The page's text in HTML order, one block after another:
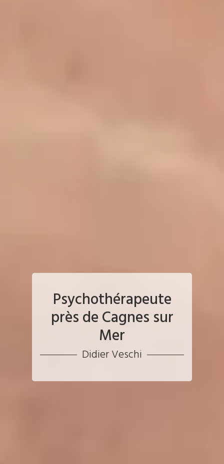
Psychothérapeute
près de Cagnes sur
Mer
Didier Veschi